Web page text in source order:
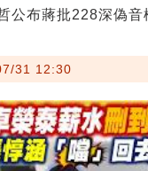
公布蔣批228深偽音
31 12:30